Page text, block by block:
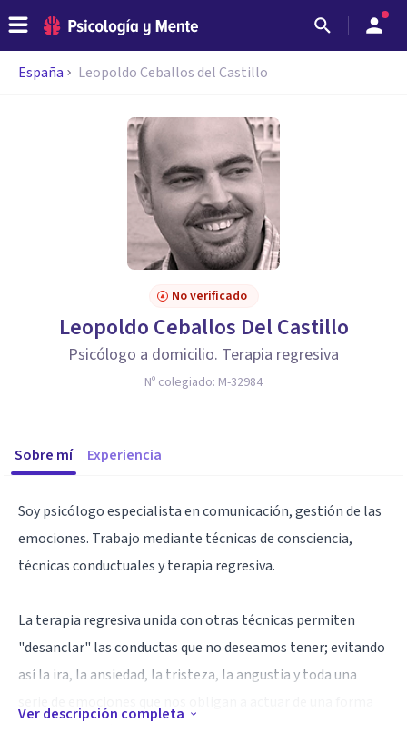
España Leopoldo Ceballos del Castillo
No verificado
Leopoldo Ceballos Del Castillo
Psicólogo a domicilio. Terapia regresiva
Nº colegiado: M-32984
Sobre mí Experiencia
Soy psicólogo especialista en comunicación, gestión de las
emociones. Trabajo mediante técnicas de consciencia,
técnicas conductuales y terapia regresiva.
La terapia regresiva unida con otras técnicas permiten
"desanclar" las conductas que no deseamos tener; evitando
así la ira, la ansiedad, la tristeza, la angustia y toda una
Ver descripción completa